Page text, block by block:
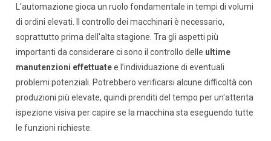
L'automazione gioca un ruolo fondamentale in tempi di volumi
di ordini elevati. Il controllo dei macchinari è necessario,
soprattutto prima dell'alta stagione. Tra gli aspetti più
importanti da considerare ci sono il controllo delle ultime
manutenzioni effettuatee l’individuazione di eventuali
problemi potenziali. Potrebbero verificarsi alcune difficoltà con
produzioni più elevate, quindi prenditi del tempo per un'attenta
ispezione visiva per capire se la macchina sta eseguendo tutte
le funzioni richieste.